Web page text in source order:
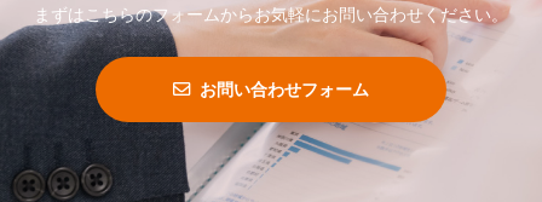
まずはこちらのフォームからお気軽にお問い合わせください。
お問い合わせフォーム